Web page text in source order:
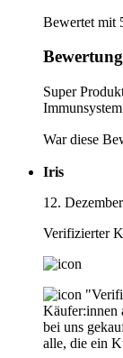
Bewertet mit
Super
War diese
Iris
12.
Verifizierter
Käufer:innen
bei uns
alle, die ein